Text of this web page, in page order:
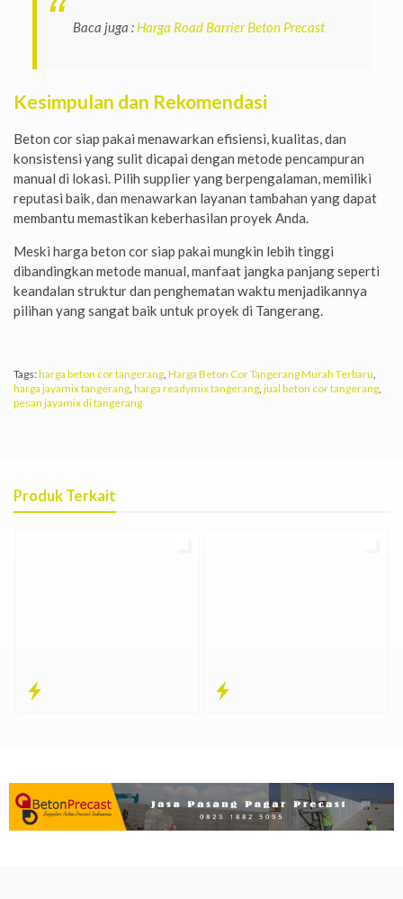
Baca juga : Harga Road Barrier Beton Precast
Kesimpulan dan Rekomendasi
Beton cor siap pakai menawarkan efisiensi, kualitas, dan
konsistensi yang sulit dicapai dengan metode pencampuran
manual di lokasi. Pilih supplier yang berpengalaman, memiliki
reputasi baik, dan menawarkan layanan tambahan yang dapat
membantu memastikan keberhasilan proyek Anda.
Meski harga beton cor siap pakai mungkin lebih tinggi
dibandingkan metode manual, manfaat jangka panjang seperti
keandalan struktur dan penghematan waktu menjadikannya
pilihan yang sangat baik untuk proyek di Tangerang.
Tags:harga beton cor tangerang Harga Beton Cor Tangerang Murah Terbaru
harga jayamix tangerang harga readymix tangerang jual beton cor tangerang
pesan jayamix di tangerang
Produk Terkait